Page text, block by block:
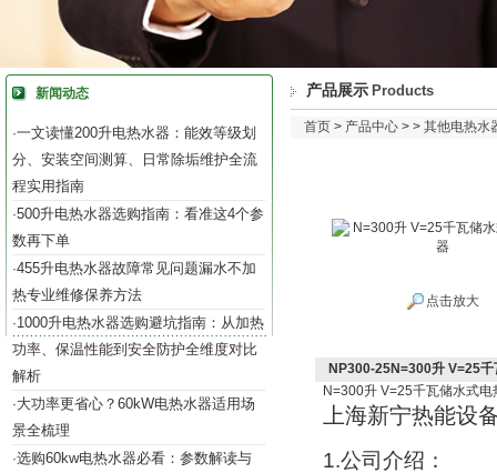
新闻动态
·一文读懂200升电热水器：能效等级划
分、安装空间测算、日常除垢维护全流
程实用指南
·500升电热水器选购指南：看准这4个参
数再下单
·455升电热水器故障常见问题漏水不加
热专业维修保养方法
·1000升电热水器选购避坑指南：从加热
功率、保温性能到安全防护全维度对比
解析
·大功率更省心？60kW电热水器适用场
景全梳理
·选购60kw电热水器必看：参数解读与
产品展示 Products
首页 > 产品中心 > > 其他电热水
点击放大
NP300-25N=300升 V=25
N=300升 V=25千瓦储水式电
上海新宁热能设
1.公司介绍：